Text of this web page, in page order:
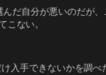
だ自分が悪いのだが
ない。
入手できないかを調べ